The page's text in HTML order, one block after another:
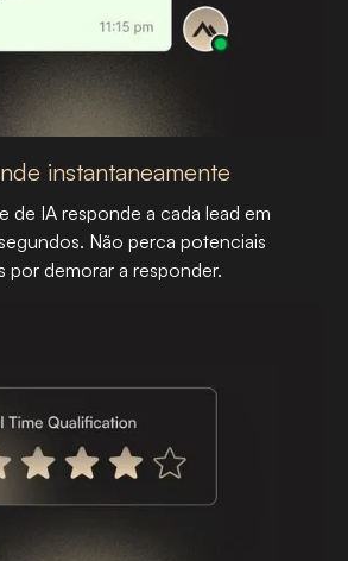
instantaneamente
de IA responde a cada lead em
Não perca potenciais
por demorar a responder.